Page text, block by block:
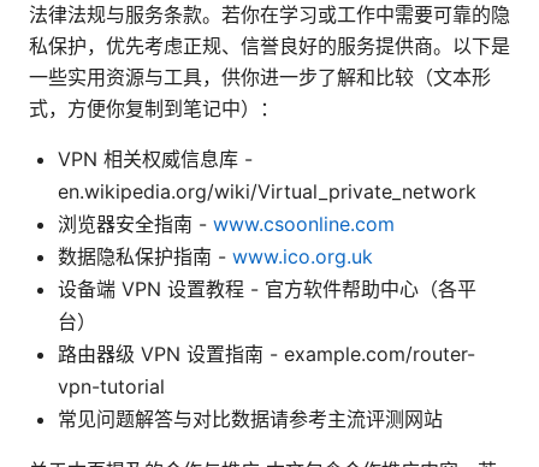
法律法规与服务条款。若你在学习或工作中需要可靠的隐
私保护，优先考虑正规、信誉良好的服务提供商。以下是
一些实用资源与工具，供你进一步了解和比较（文本形
式，方便你复制到笔记中）：
VPN 相关权威信息库 -
en.wikipedia.org/wiki/Virtual_private_network
浏览器安全指南 - www.csoonline.com
数据隐私保护指南 - www.ico.org.uk
设备端 VPN 设置教程 - 官方软件帮助中心（各平
台）
路由器级 VPN 设置指南 - example.com/router-
vpn-tutorial
常见问题解答与对比数据请参考主流评测网站